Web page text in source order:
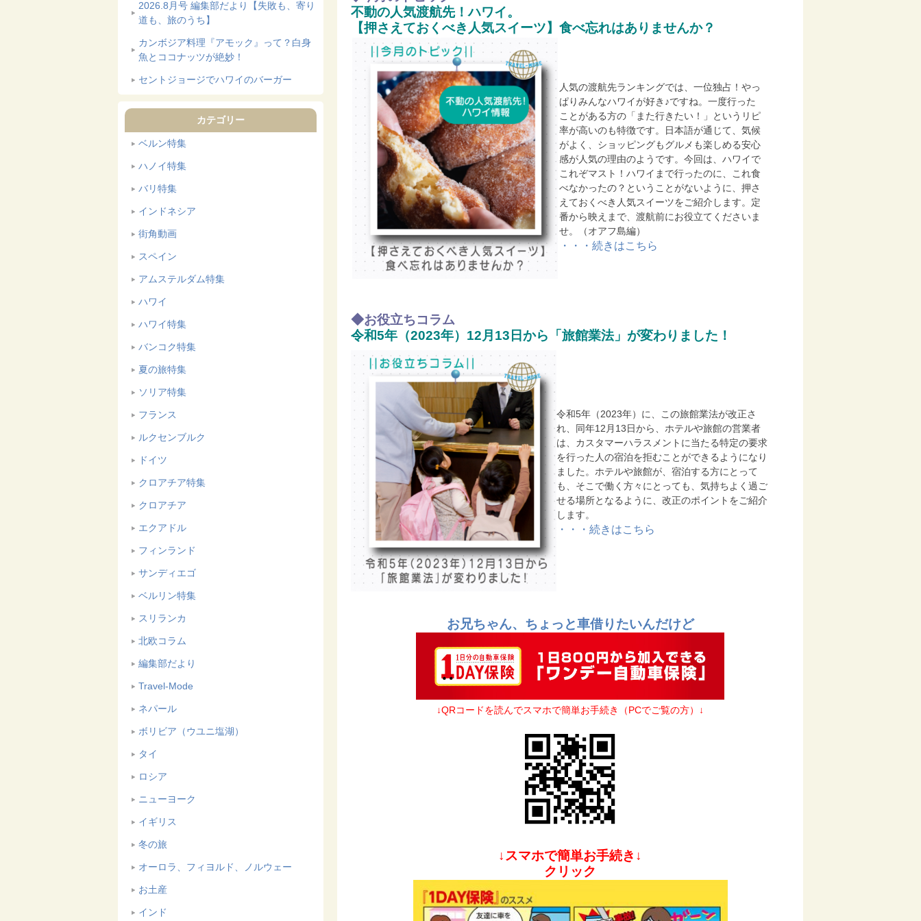
2026.8月号 編集部だより【失敗も、寄り
道も、旅のうち】
カンボジア料理『アモック』って？白身
魚とココナッツが絶妙！
セントジョージでハワイのバーガー
カテゴリー
ベルン特集
ハノイ特集
バリ特集
インドネシア
街角動画
スペイン
アムステルダム特集
ハワイ
ハワイ特集
バンコク特集
夏の旅特集
ソリア特集
フランス
ルクセンブルク
ドイツ
クロアチア特集
クロアチア
エクアドル
フィンランド
サンディエゴ
ベルリン特集
スリランカ
北欧コラム
編集部だより
Travel-Mode
ネパール
ボリビア（ウユニ塩湖）
タイ
ロシア
ニューヨーク
イギリス
冬の旅
オーロラ、フィヨルド、ノルウェー
お土産
インド
不動の人気渡航先！ハワイ。
【押さえておくべき人気スイーツ】食べ忘れはありませんか？
人気の渡航先ランキングでは、一位独占！やっ
ぱりみんなハワイが好き♪ですね。一度行った
ことがある方の「また行きたい！」というリピ
率が高いのも特徴です。日本語が通じて、気候
がよく、ショッピングもグルメも楽しめる安心
感が人気の理由のようです。今回は、ハワイで
これぞマスト！ハワイまで行ったのに、これ食
べなかったの？ということがないように、押さ
えておくべき人気スイーツをご紹介します。定
番から映えまで、渡航前にお役立てくださいま
せ。（オアフ島編）
・・・続きはこちら
◆お役立ちコラム
令和5年（2023年） 12月 13 日から「旅館業法」が変わりました！
令和5年（2023年）に、この旅館業法が改正さ
れ、同年12月13日から、 ホテルや旅館の営業者
は、カスタマーハラスメントに当たる特定の要求
を行った人の宿泊を拒むことができるようになり
ました。 ホテルや旅館が、宿泊する方にとって
も、そこで働く方々にとっても、気持ちよく過ご
せる場所となるように、改正のポイントをご紹介
します。
・・・続きはこちら
お兄ちゃん、ちょっと車借りたいんだけど
↓QRコードを読んでスマホで簡単お手続き（PCでご覧の方）↓
↓スマホで簡単お手続き↓
クリック